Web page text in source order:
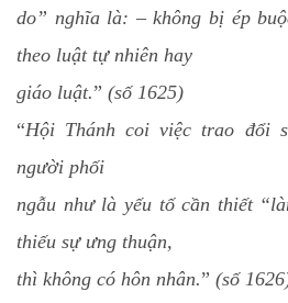
do” nghĩa là: – không bị ép
theo luật tự nhiên hay
giáo luật.” (số 1625)
“Hội Thánh coi việc trao đổi
người phối
ngẫu như là yếu tố cần thiết
thiếu sự ưng thuận,
thì không có hôn nhân.” (số